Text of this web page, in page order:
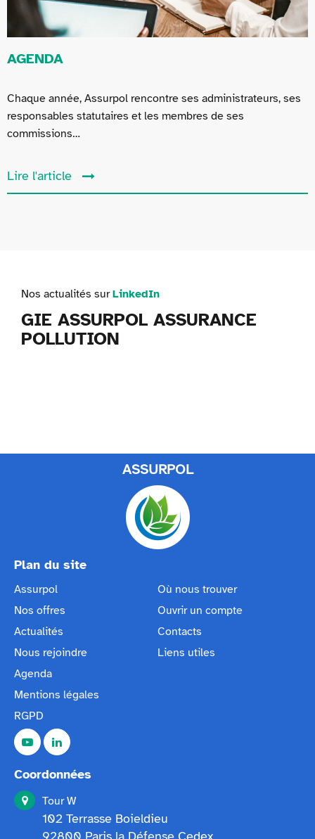
AGENDA
Chaque année, Assurpol rencontre ses administrateurs, ses
responsables statutaires et les membres de ses
commissions…
Lire l'article
Nos actualités surLinkedIn
GIE ASSURPOL ASSURANCE
POLLUTION
ASSURPOL
Plan du site
Assurpol
Nos offres
Actualités
Nous rejoindre
Où nous trouver
Ouvrir un compte
Contacts
Liens utiles
Agenda
Mentions légales
RGPD
Coordonnées
Tour W
102 Terrasse Boieldieu